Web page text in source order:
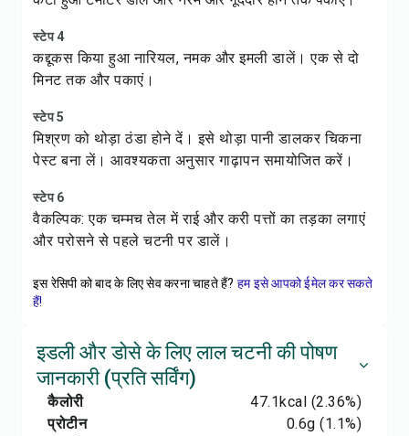
स्टेप 4
कद्दूकस किया हुआ नारियल, नमक और इमली डालें। एक से दो
मिनट तक और पकाएं।
स्टेप 5
मिश्रण को थोड़ा ठंडा होने दें। इसे थोड़ा पानी डालकर चिकना
पेस्ट बना लें। आवश्यकता अनुसार गाढ़ापन समायोजित करें।
स्टेप 6
वैकल्पिक: एक चम्मच तेल में राई और करी पत्तों का तड़का लगाएं
और परोसने से पहले चटनी पर डालें।
इस रेसिपी को बाद के लिए सेव करना चाहते हैं? हम इसे आपको ईमेल कर सकते
हैं!
इडली और डोसे के लिए लाल चटनी की पोषण
जानकारी (प्रति सर्विंग)
कैलोरी 47.1kcal (2.36%)
प्रोटीन
0.6g (1.1%)